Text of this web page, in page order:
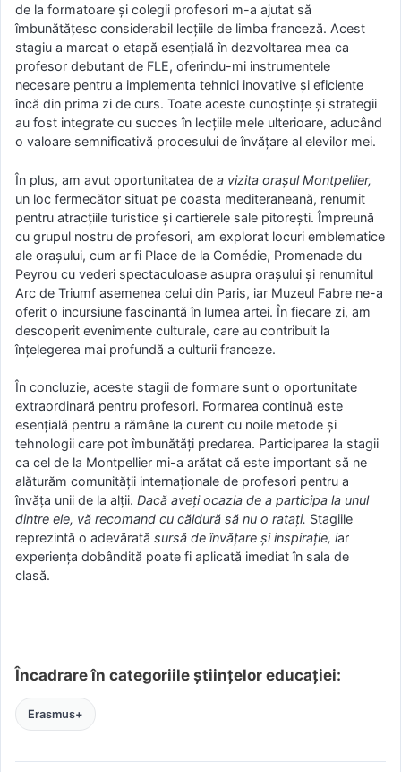
de la formatoare și colegii profesori m-a ajutat să
îmbunătățesc considerabil lecțiile de limba franceză. Acest
stagiu a marcat o etapă esențială în dezvoltarea mea ca
profesor debutant de FLE, oferindu-mi instrumentele
necesare pentru a implementa tehnici inovative și eficiente
încă din prima zi de curs. Toate aceste cunoștințe și strategii
au fost integrate cu succes în lecțiile mele ulterioare, aducând
o valoare semnificativă procesului de învățare al elevilor mei.
În plus, am avut oportunitatea de a vizita orașul Montpellier,
un loc fermecător situat pe coasta mediteraneană, renumit
pentru atracțiile turistice și cartierele sale pitorești. Împreună
cu grupul nostru de profesori, am explorat locuri emblematice
ale orașului, cum ar fi Place de la Comédie, Promenade du
Peyrou cu vederi spectaculoase asupra orașului și renumitul
Arc de Triumf asemenea celui din Paris, iar Muzeul Fabre ne-a
oferit o incursiune fascinantă în lumea artei. În fiecare zi, am
descoperit evenimente culturale, care au contribuit la
înțelegerea mai profundă a culturii franceze.
În concluzie, aceste stagii de formare sunt o oportunitate
extraordinară pentru profesori. Formarea continuă este
esențială pentru a rămâne la curent cu noile metode și
tehnologii care pot îmbunătăți predarea. Participarea la stagii
ca cel de la Montpellier mi-a arătat că este important să ne
alăturăm comunității internaționale de profesori pentru a
învăța unii de la alții. Dacă aveți ocazia de a participa la unul
dintre ele, vă recomand cu căldură să nu o ratați. Stagiile
reprezintă o adevărată sursă de învățare și inspirație, iar
experiența dobândită poate fi aplicată imediat în sala de
clasă.
Încadrare în categoriile științelor educației:
Erasmus+